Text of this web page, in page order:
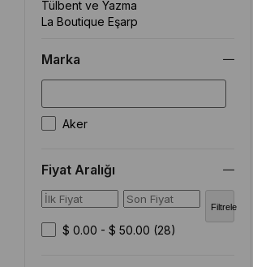
Tülbent ve Yazma
La Boutique Eşarp
Marka
Aker
Fiyat Aralığı
Filtrele
$ 0.00 - $ 50.00 (28)